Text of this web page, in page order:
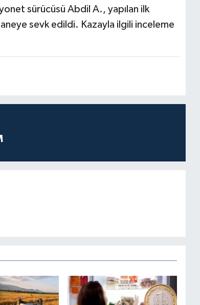
sürücüsü Abdil A., yapılan ilk
sevk edildi. Kazayla ilgili inceleme